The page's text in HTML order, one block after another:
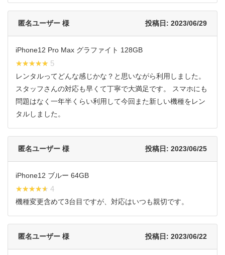
匿名ユーザー 様 投稿日: 2023/06/29
iPhone12 Pro Max グラファイト 128GB
★★★★★
★★★★★ 5
レンタルってどんな感じかな？と思いながら利用しました。
スタッフさんの対応も早くて丁寧で大満足です。 スマホにも
問題はなく一年半くらい利用して今回また新しい機種をレン
タルしました。
匿名ユーザー 様 投稿日: 2023/06/25
iPhone12 ブルー 64GB
★★★★★
★★★★★ 4
機種変更含めて3台目ですが、対応はいつも親切です。
匿名ユーザー 様 投稿日: 2023/06/22